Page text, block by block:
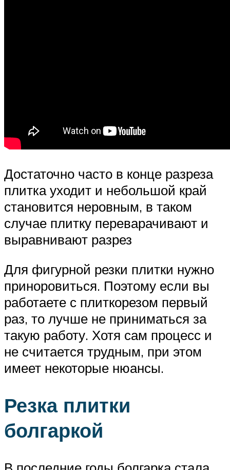
Достаточно часто в конце разреза
плитка уходит и небольшой край
становится неровным, в таком
случае плитку переварачивают и
выравнивают разрез
Для фигурной резки плитки нужно
приноровиться. Поэтому если вы
работаете с плиткорезом первый
раз, то лучше не приниматься за
такую работу. Хотя сам процесс и
не считается трудным, при этом
имеет некоторые нюансы.
Резка плитки
болгаркой